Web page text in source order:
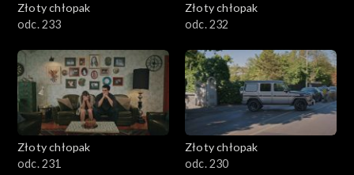
Złoty chłopak
odc. 233
Złoty chłopak
odc. 232
Złoty chłopak
odc. 231
Złoty chłopak
odc. 230